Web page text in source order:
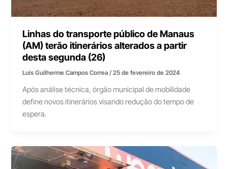
Linhas do transporte público de Manaus
(AM) terão itinerários alterados a partir
desta segunda (26)
Luís Guilherme Campos Correa/25 de fevereiro de 2024
Após análise técnica, órgão municipal de mobilidade
define novos itinerários visando redução do tempo de
espera.